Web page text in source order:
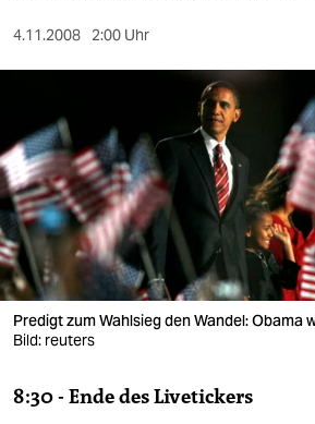
kultur
sport
berlin
nord
wahrheit
verlag
verlag
shop
4.11.2008 2:00 Uhr
Predigt zum Wahlsieg den Wandel: Obama
Bild: reuters
8:30 - Ende des Livetickers